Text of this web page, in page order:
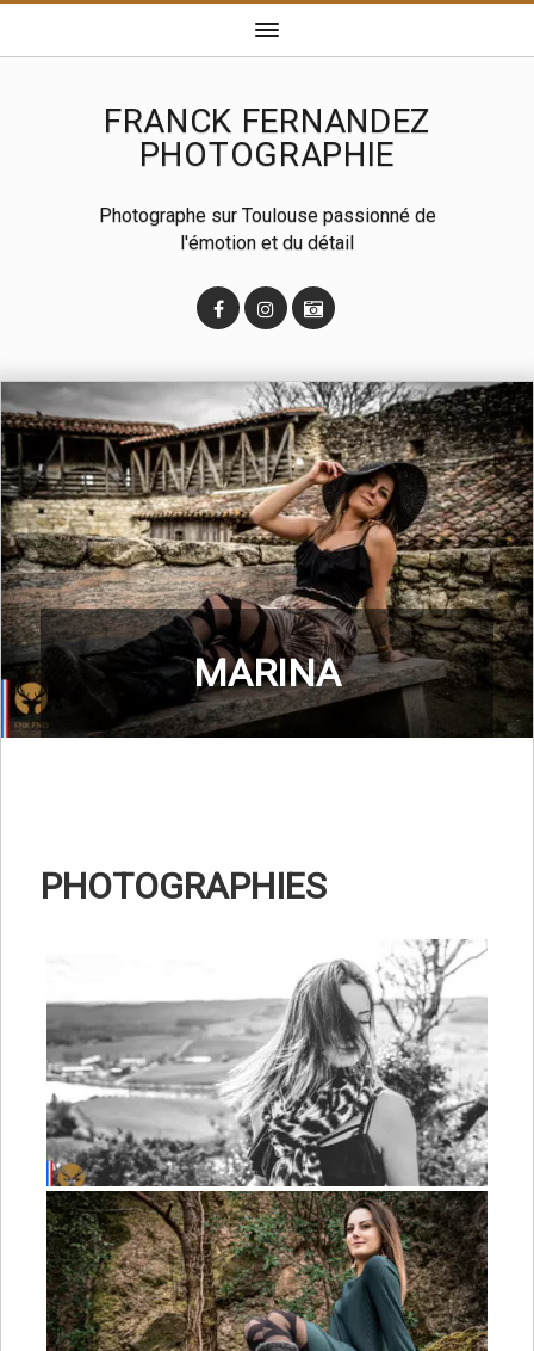
FRANCK FERNANDEZ
PHOTOGRAPHIE
Photographe sur Toulouse passionné de
l'émotion et du détail
MARINA
PHOTOGRAPHIES